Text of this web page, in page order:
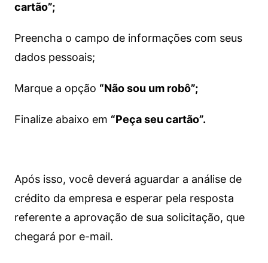
cartão”;
Preencha o campo de informações com seus
dados pessoais;
Marque a opção “Não sou um robô”;
Finalize abaixo em “Peça seu cartão”.
Após isso, você deverá aguardar a análise de
crédito da empresa e esperar pela resposta
referente a aprovação de sua solicitação, que
chegará por e-mail.